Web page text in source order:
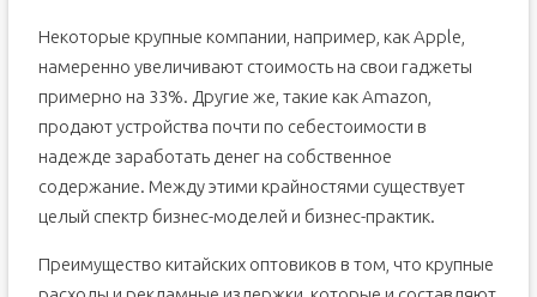
Некоторые крупные компании, например, как Apple,
намеренно увеличивают стоимость на свои гаджеты
примерно на 33%. Другие же, такие как Amazon,
продают устройства почти по себестоимости в
надежде заработать денег на собственное
содержание. Между этими крайностями существует
целый спектр бизнес-моделей и бизнес-практик.
Преимущество китайских оптовиков в том, что крупные